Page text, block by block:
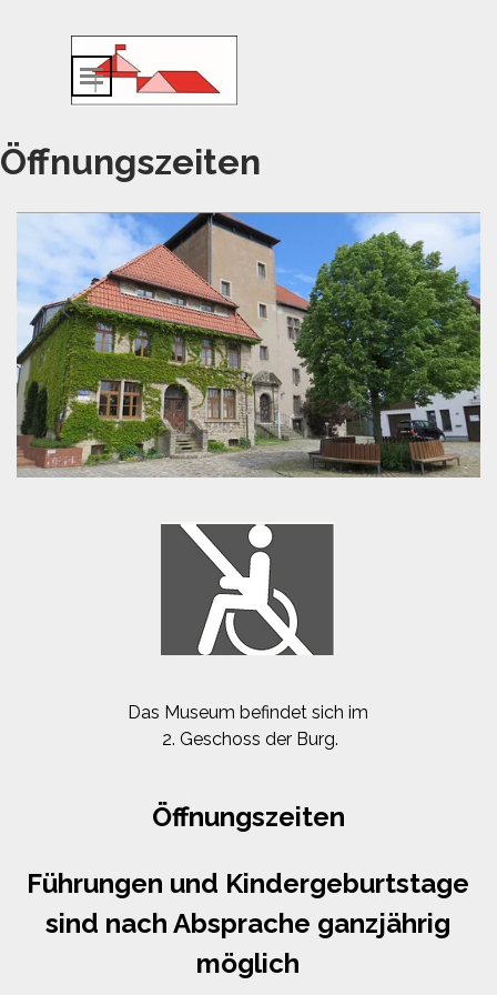
Menü überspringen
Öffnungszeiten
Das Museum befindet sich im
2. Geschoss der Burg.
Öffnungszeiten
Führungen und Kindergeburtstage
sind nach Absprache ganzjährig
möglich